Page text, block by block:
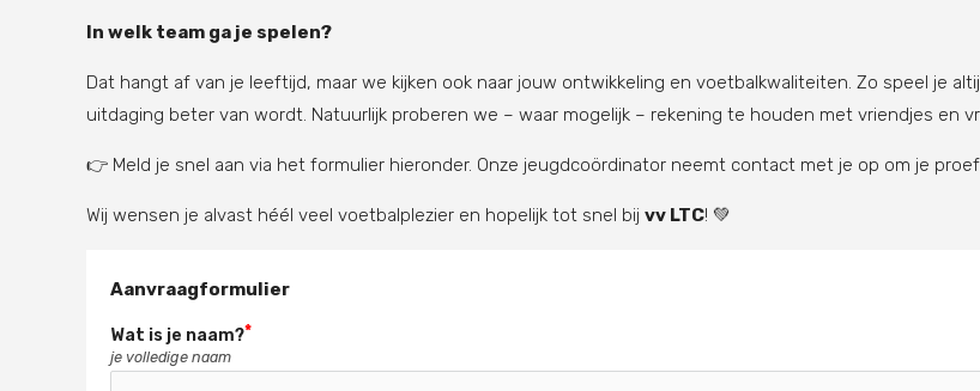
In welk team ga je spelen?
Dat hangt af van je leeftijd, maar we kijken ook naar jouw ontwikkeling en voetbalkwaliteiten. Zo speel je
uitdaging beter van wordt. Natuurlijk proberen we – waar mogelijk – rekening te houden met vriendjes en
👉 Meld je snel aan via het formulier hieronder. Onze jeugdcoördinator neemt contact met je op om je
Wij wensen je alvast héél veel voetbalplezier en hopelijk tot snel bij vv LTC! 💚
Aanvraagformulier
Wat is je naam?
je volledige naam